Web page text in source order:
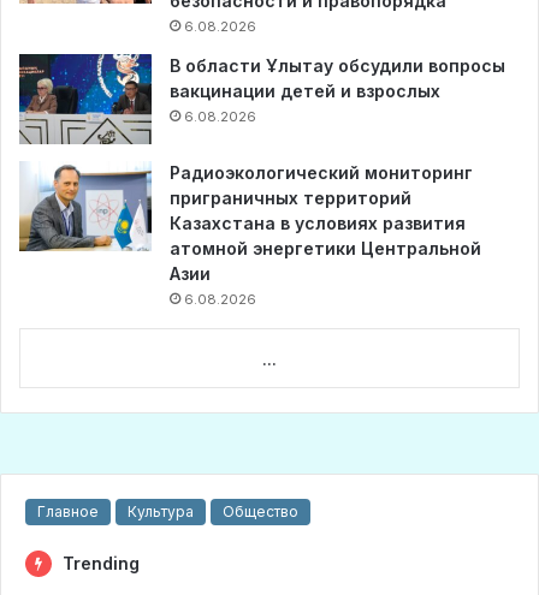
6.08.2026
В области Ұлытау обсудили вопросы
вакцинации детей и взрослых
6.08.2026
Радиоэкологический мониторинг
приграничных территорий
Казахстана в условиях развития
атомной энергетики Центральной
Азии
6.08.2026
...